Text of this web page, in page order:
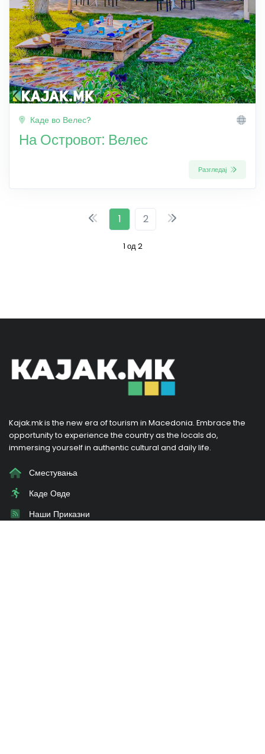
Каде во Велес?
На Островот: Велес
Разгледај
1 2
1 од 2
Kajak.mk is the new era of tourism in Macedonia. Embrace the
opportunity to experience the country as the locals do,
immersing yourself in authentic cultural and daily life.
Сместувања
Каде Овде
Наши Приказни